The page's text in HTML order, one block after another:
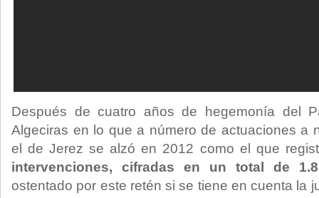
Después de cuatro años de hegemonía del
Algeciras en lo que a número de actuaciones a
el de Jerez se alzó en 2012 como el que
intervenciones, cifradas en
un total de
ostentado por este retén si se tiene en cuenta la